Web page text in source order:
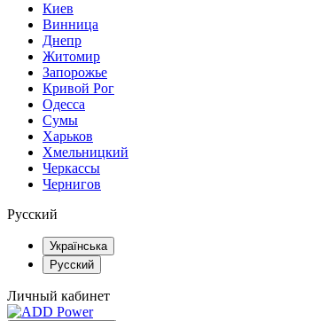
Киев
Винница
Днепр
Житомир
Запорожье
Кривой Рог
Одесса
Сумы
Харьков
Хмельницкий
Черкассы
Чернигов
Русский
Українська
Русский
Личный кабинет